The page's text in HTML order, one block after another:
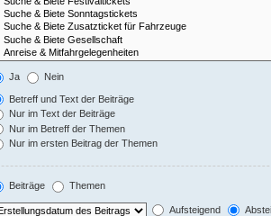
Ja Nein
Betreff und Text der Beiträge
Nur im Text der Beiträge
Nur im Betreff der Themen
Nur im ersten Beitrag der Themen
Beiträge Themen
Aufsteigend